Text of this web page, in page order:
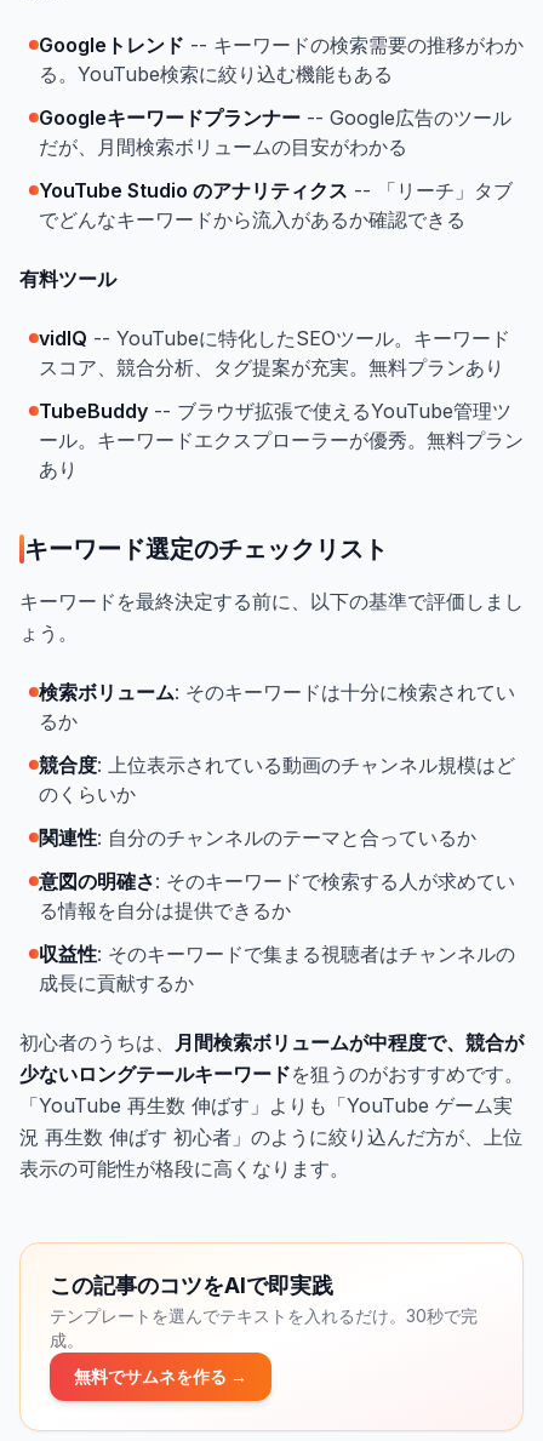
Googleトレンド -- キーワードの検索需要の推移がわか
る。YouTube検索に絞り込む機能もある
Googleキーワードプランナー -- Google広告のツール
だが、月間検索ボリュームの目安がわかる
YouTube Studio のアナリティクス -- 「リーチ」タブ
でどんなキーワードから流入があるか確認できる
有料ツール
vidIQ -- YouTubeに特化したSEOツール。キーワード
スコア、競合分析、タグ提案が充実。無料プランあり
TubeBuddy -- ブラウザ拡張で使えるYouTube管理ツ
ール。キーワードエクスプローラーが優秀。無料プラン
あり
キーワード選定のチェックリスト
キーワードを最終決定する前に、以下の基準で評価しまし
ょう。
検索ボリューム: そのキーワードは十分に検索されてい
るか
競合度: 上位表示されている動画のチャンネル規模はど
のくらいか
関連性: 自分のチャンネルのテーマと合っているか
意図の明確さ: そのキーワードで検索する人が求めてい
る情報を自分は提供できるか
収益性: そのキーワードで集まる視聴者はチャンネルの
成長に貢献するか
初心者のうちは、 月間検索ボリュームが中程度で、競合が
少ないロングテールキーワードを狙うのがおすすめです。
「YouTube 再生数 伸ばす」よりも「YouTube ゲーム実
況 再生数 伸ばす 初心者」のように絞り込んだ方が、上位
表示の可能性が格段に高くなります。
この記事のコツをAIで即実践
テンプレートを選んでテキストを入れるだけ。30秒で完
成。
無料でサムネを作る →